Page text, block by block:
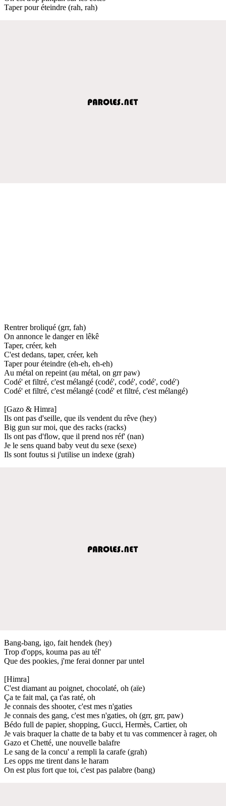
Taper pour éteindre (rah, rah)
Rentrer broliqué (grr, fah)
On annonce le danger en lêkê
Taper, créer, keh
C'est dedans, taper, créer, keh
Taper pour éteindre (eh-eh, eh-eh)
Au métal on repeint (au métal, on grr paw)
Codé' et filtré, c'est mélangé (codé', codé', codé', codé')
Codé' et filtré, c'est mélangé (codé' et filtré, c'est mélangé)
[Gazo & Himra]
Ils ont pas d'seille, que ils vendent du rêve (hey)
Big gun sur moi, que des racks (racks)
Ils ont pas d'flow, que il prend nos réf' (nan)
Je le sens quand baby veut du sexe (sexe)
Ils sont foutus si j'utilise un indexe (grah)
Bang-bang, igo, fait hendek (hey)
Trop d'opps, kouma pas au tél'
Que des pookies, j'me ferai donner par untel
[Himra]
C'est diamant au poignet, chocolaté, oh (aïe)
Ça te fait mal, ça t'as raté, oh
Je connais des shooter, c'est mes n'gaties
Je connais des gang, c'est mes n'gaties, oh (grr, grr, paw)
Bédo full de papier, shopping, Gucci, Hermès, Cartier, oh
Je vais braquer la chatte de ta baby et tu vas commencer à rager, oh
Gazo et Chetté, une nouvelle balafre
Le sang de la concu' a rempli la carafe (grah)
Les opps me tirent dans le haram
On est plus fort que toi, c'est pas palabre (bang)